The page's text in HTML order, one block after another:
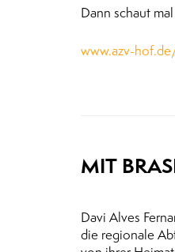
Dann schaut
www.azv-
MIT
Davi Alves
die regionale